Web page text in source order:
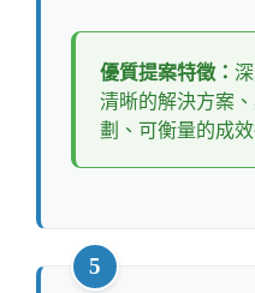
優質提案特徵：
清晰的解決方案
劃、可衡量的成效
5